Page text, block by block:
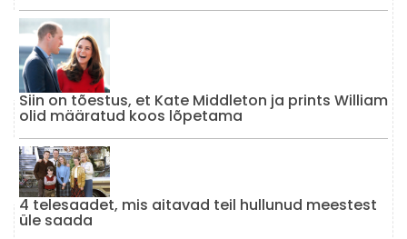
Siin on tõestus, et Kate Middleton ja prints William
olid määratud koos lõpetama
4 telesaadet, mis aitavad teil hullunud meestest
üle saada